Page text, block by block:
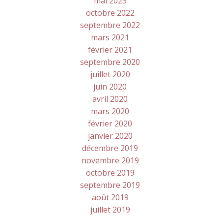
octobre 2022
septembre 2022
mars 2021
février 2021
septembre 2020
juillet 2020
juin 2020
avril 2020
mars 2020
février 2020
janvier 2020
décembre 2019
novembre 2019
octobre 2019
septembre 2019
août 2019
juillet 2019